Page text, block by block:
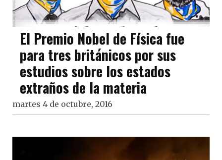
El Premio Nobel de Física fue
para tres británicos por sus
estudios sobre los estados
extraños de la materia
martes 4 de octubre, 2016